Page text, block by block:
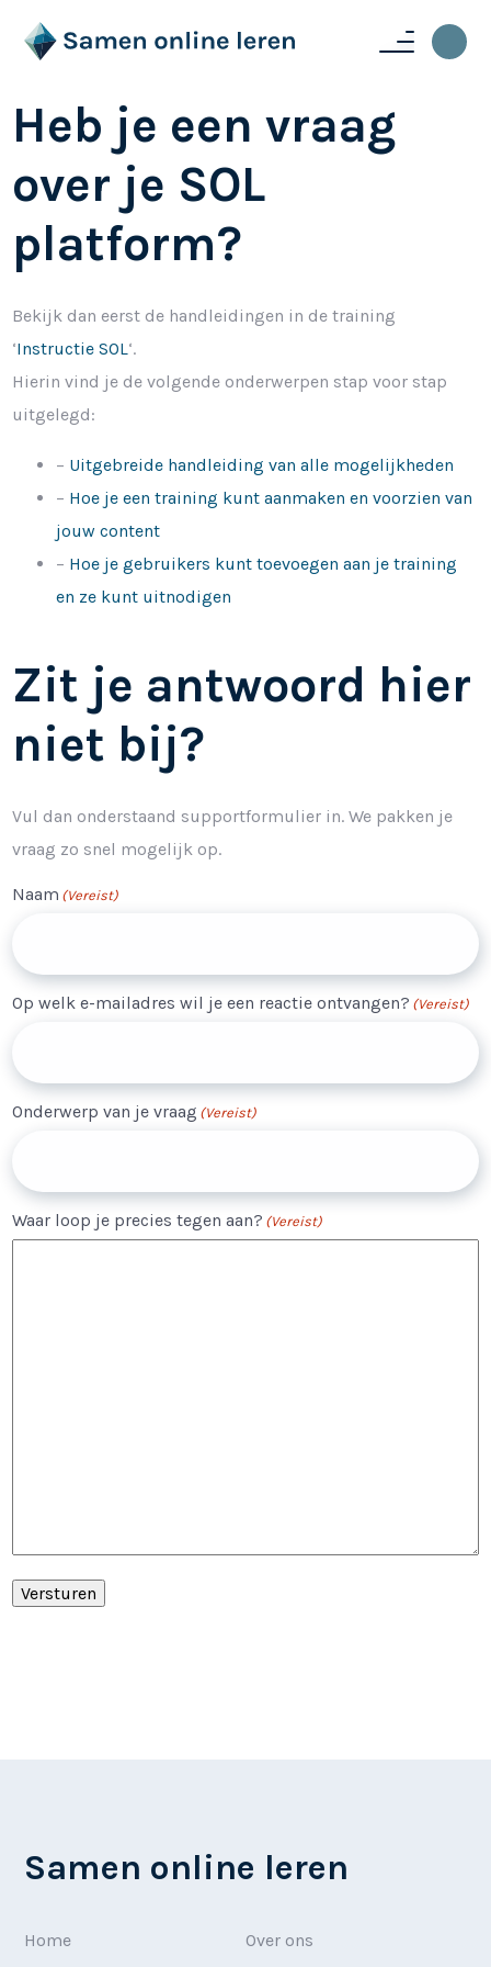
Heb je een vraag
over je SOL
platform?
Bekijk dan eerst de handleidingen in de training
‘Instructie SOL‘.
Hierin vind je de volgende onderwerpen stap voor stap
uitgelegd:
– Uitgebreide handleiding van alle mogelijkheden
– Hoe je een training kunt aanmaken en voorzien van
jouw content
– Hoe je gebruikers kunt toevoegen aan je training
en ze kunt uitnodigen
Zit je antwoord hier
niet bij?
Vul dan onderstaand supportformulier in. We pakken je
vraag zo snel mogelijk op.
Naam (Vereist)
Op welk e-mailadres wil je een reactie ontvangen? (Vereist)
Onderwerp van je vraag (Vereist)
Waar loop je precies tegen aan? (Vereist)
Versturen
Samen online leren
Home Over ons